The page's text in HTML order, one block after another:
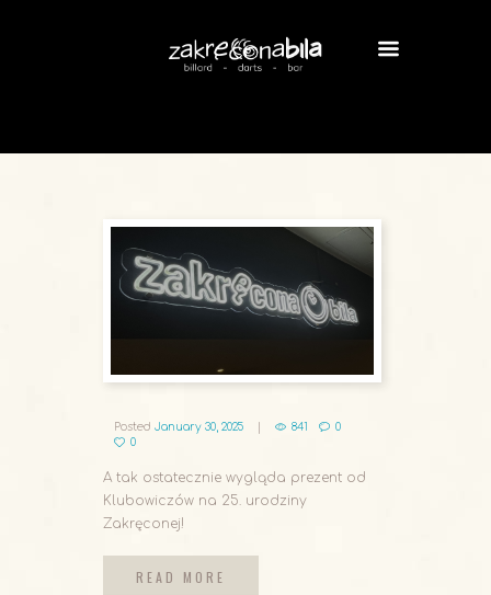
Posted January 30, 2025 841
0
0
A tak ostatecznie wygląda prezent od
Klubowiczów na 25. urodziny
Zakręconej!
READ MORE